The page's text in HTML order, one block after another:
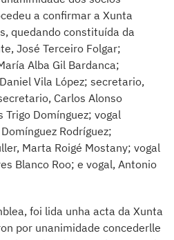
a confirmar a Xunta
quedando constituída da
José Terceiro Folgar;
Alba Gil Bardanca;
Vila López; secretario,
Carlos Alonso
Domínguez; vogal
Rodríguez;
Marta Roigé Mostany; vogal
Blanco Roo; e vogal, Antonio
foi lida unha acta da Xunta
por unanimidade concederlle